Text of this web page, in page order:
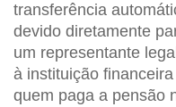
transferência
devido diretamente
um representante
à instituição
quem paga a pensão